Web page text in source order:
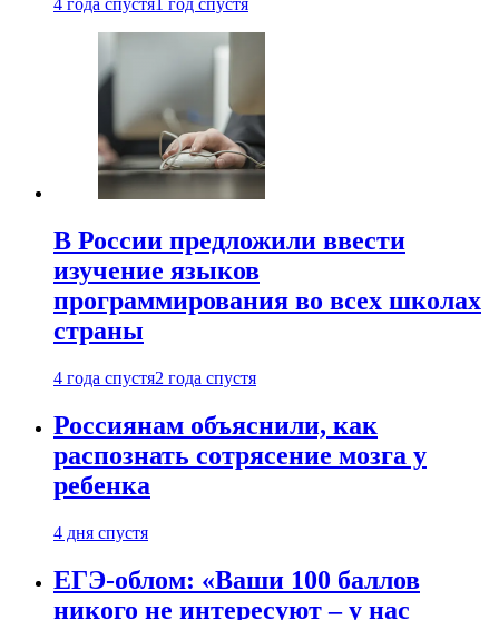
4 года спустя 1 год спустя
В России предложили ввести
изучение языков
программирования во всех школах
страны
4 года спустя2 года спустя
Россиянам объяснили, как
распознать сотрясение мозга у
ребенка
4 дня спустя
ЕГЭ-облом: «Ваши 100 баллов
никого не интересуют – у нас